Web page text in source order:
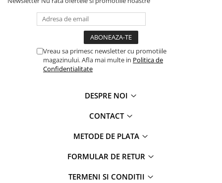
Vreau sa primesc newsletter cu promotiile
magazinului. Afla mai multe in Politica de
Confidentialitate
DESPRE NOI
CONTACT
METODE DE PLATA
FORMULAR DE RETUR
TERMENI SI CONDITII